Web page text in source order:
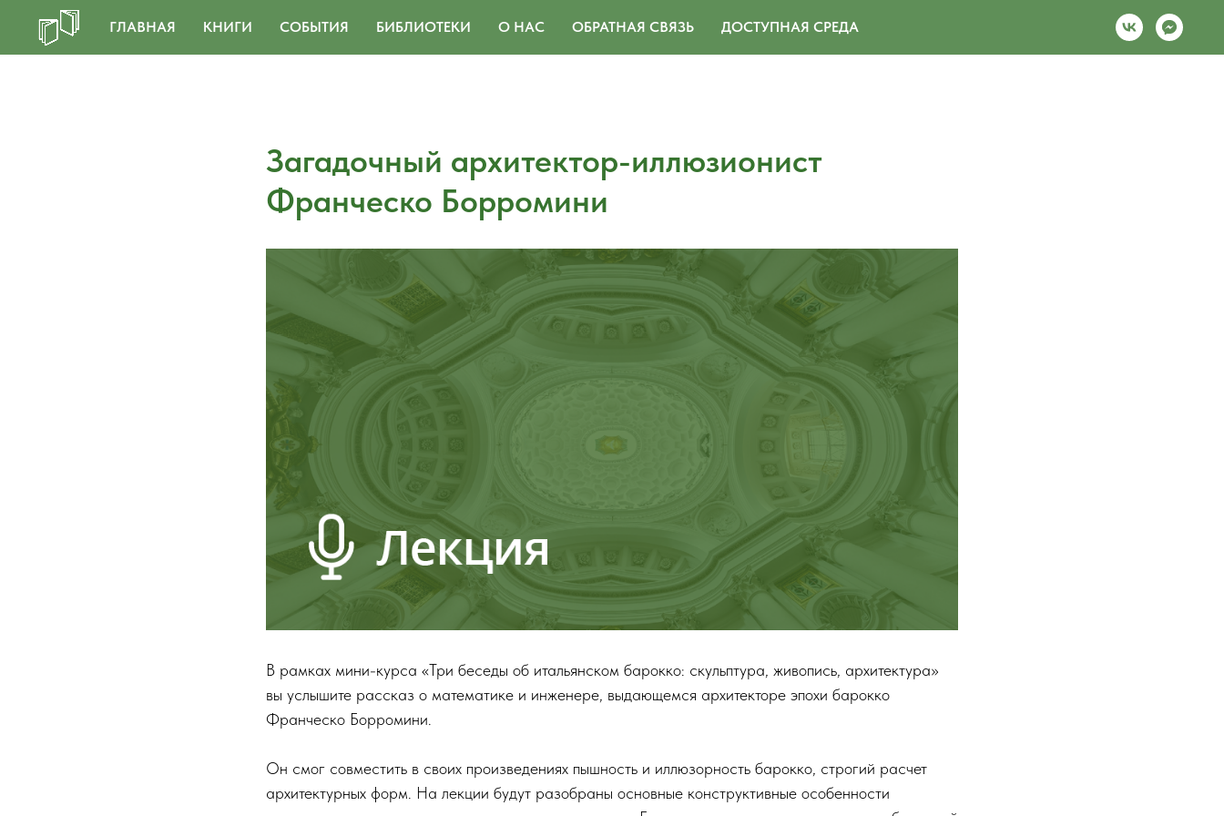
ГЛАВНАЯ КНИГИ СОБЫТИЯ БИБЛИОТЕКИ О НАС ОБРАТНАЯ СВЯЗЬ ДОСТУПНАЯ СРЕДА
Загадочный архитектор-иллюзионист
Франческо Борромини
В рамках мини-курса «Три беседы об итальянском барокко: скульптура, живопись, архитектура»
вы услышите рассказ о математике и инженере, выдающемся архитекторе эпохи барокко
Франческо Борромини.
Он смог совместить в своих произведениях пышность и иллюзорность барокко, строгий расчет
архитектурных форм. На лекции будут разобраны основные конструктивные особенности